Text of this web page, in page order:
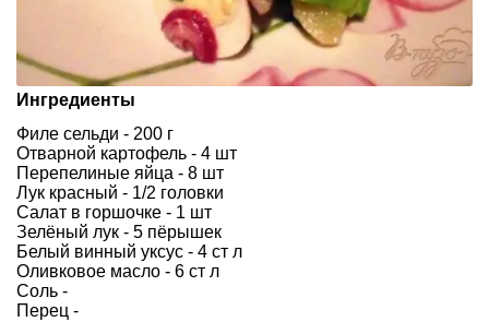
Ингредиенты
Филе сельди - 200 г
Отварной картофель - 4 шт
Перепелиные яйца - 8 шт
Лук красный - 1/2 головки
Салат в горшочке - 1 шт
Зелёный лук - 5 пёрышек
Белый винный уксус - 4 ст л
Оливковое масло - 6 ст л
Соль -
Перец -